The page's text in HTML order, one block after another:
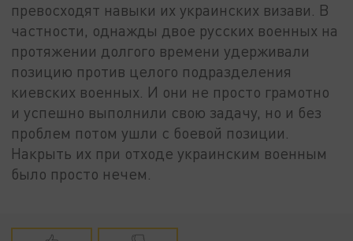
превосходят навыки их украинских визави. В
частности, однажды двое русских военных на
протяжении долгого времени удерживали
позицию против целого подразделения
киевских военных. И они не просто грамотно
и успешно выполнили свою задачу, но и без
проблем потом ушли с боевой позиции.
Накрыть их при отходе украинским военным
было просто нечем.